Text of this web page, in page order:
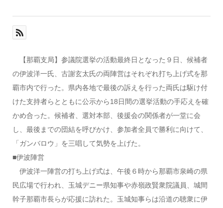
【那覇支局】参議院選挙の活動最終日となった９日、候補者
の伊波洋一氏、古謝玄太氏の両陣営はそれぞれ打ち上げ式を那
覇市内で行った。県内各地で最後の訴えを行った両氏は駆け付
けた支持者らとともに公示から18日間の選挙活動の手応えを確
かめ合った。候補者、選対本部、後援会の関係者が一堂に会
し、最後までの団結を呼びかけ、参加者全員で勝利に向けて、
「ガンバロウ」を三唱して気勢を上げた。
■伊波陣営
伊波洋一陣営の打ち上げ式は、午後６時から那覇市泉崎の県
民広場で行われ、玉城デニー県知事や赤嶺政賢衆院議員、城間
幹子那覇市長らが応援に訪れた。玉城知事らは沿道の聴衆に伊